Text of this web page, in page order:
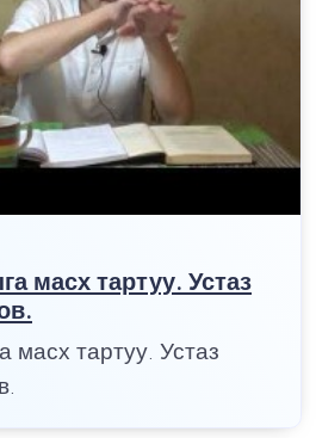
масх тартуу. Устаз
масх тартуу. Устаз